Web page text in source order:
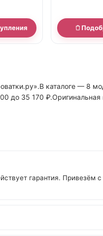
каталоге — 8
до 35 170
гарантия. Привезём с